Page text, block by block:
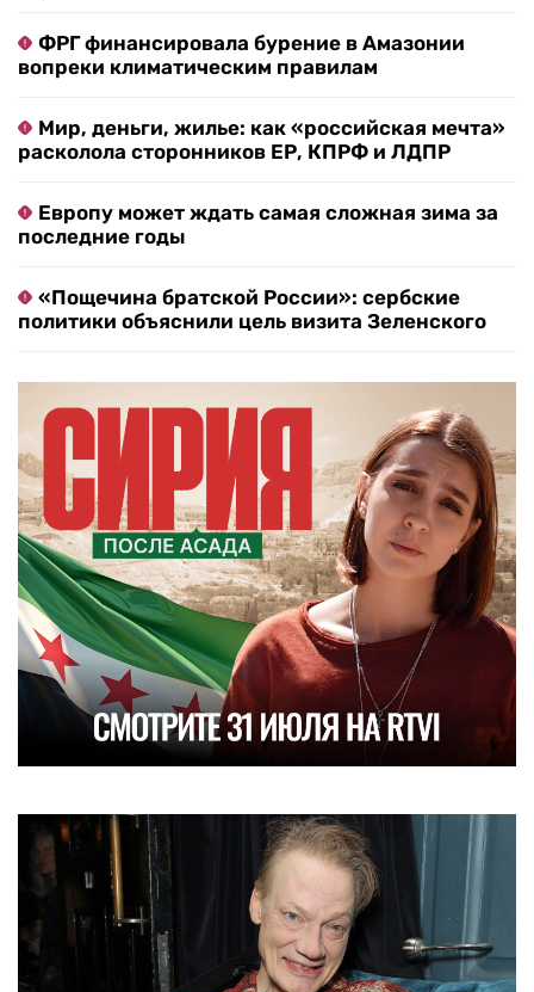
ФРГ финансировала бурение в Амазонии
вопреки климатическим правилам
Мир, деньги, жилье: как «российская мечта»
расколола сторонников ЕР, КПРФ и ЛДПР
Европу может ждать самая сложная зима за
последние годы
«Пощечина братской России»: сербские
политики объяснили цель визита Зеленского